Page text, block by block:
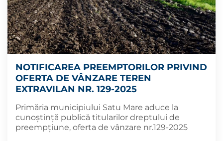
NOTIFICAREA PREEMPTORILOR PRIVIND
OFERTA DE VÂNZARE TEREN
EXTRAVILAN NR. 129-2025
Primăria municipiului Satu Mare aduce la
cunoștință publică titularilor dreptului de
preempțiune, oferta de vânzare nr.129-2025